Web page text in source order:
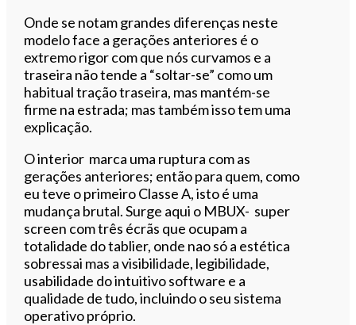
Onde se notam grandes diferenças neste
modelo face a gerações anteriores é o
extremo rigor com que nós curvamos e a
traseira não tende a “soltar-se” como um
habitual tração traseira, mas mantém-se
firme na estrada; mas também isso tem uma
explicação.
O interior marca uma ruptura com as
gerações anteriores; então para quem, como
eu teve o primeiro Classe A, isto é uma
mudança brutal. Surge aqui o MBUX- super
screen com três écrãs que ocupam a
totalidade do tablier, onde nao só a estética
sobressai mas a visibilidade, legibilidade,
usabilidade do intuitivo software e a
qualidade de tudo, incluindo o seu sistema
operativo próprio.